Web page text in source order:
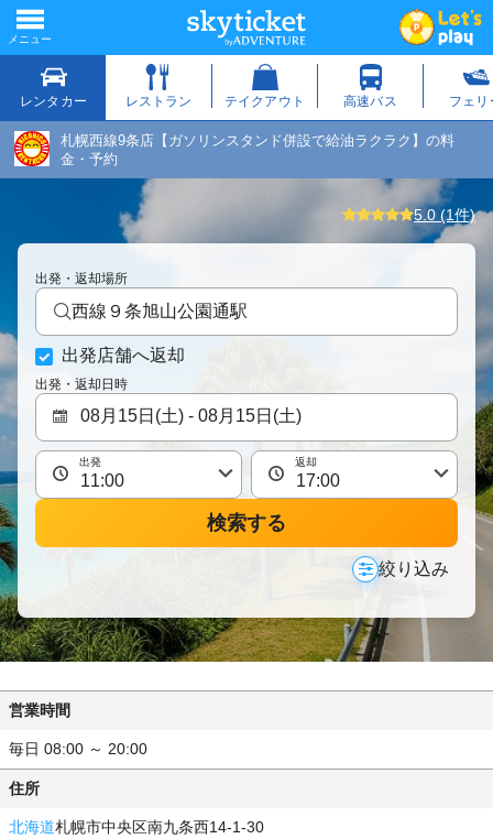
札幌西線9条店【ガソリンスタンド併設で給油ラクラク】の料
金・予約
5.0 (1件)
出発・返却場所
西線９条旭山公園通駅
出発店舗へ返却
出発・返却日時
出発 返却
検索する
絞り込み
営業時間
毎日 08:00 ～ 20:00
住所
北海道札幌市中央区南九条西14-1-30